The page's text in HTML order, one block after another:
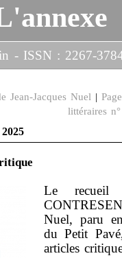
- ISSN : 2267-
Jean-Jacques Nuel |
littéraires
Le recueil
Nuel, paru
du Petit
articles